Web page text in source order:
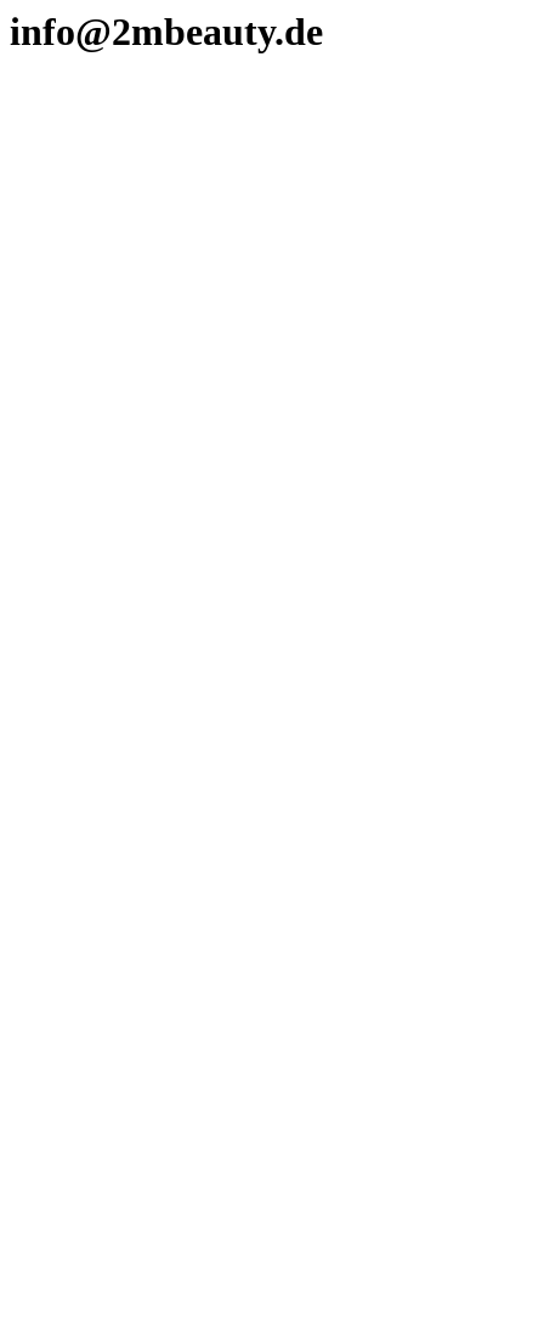
info@2mbeauty.de